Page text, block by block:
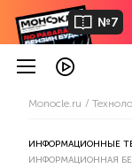
№7
Monocle.ru
ИНФОРМАЦИОННЫЕ
ИНФОРМАЦИОННАЯ